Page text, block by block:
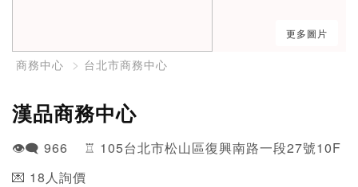
更多圖片
商務中心 台北市商務中心
漢品商務中心
👁️‍🗨️ 966 ♖ 105台北市松山區復興南路一段27號10F
💌 18人詢價